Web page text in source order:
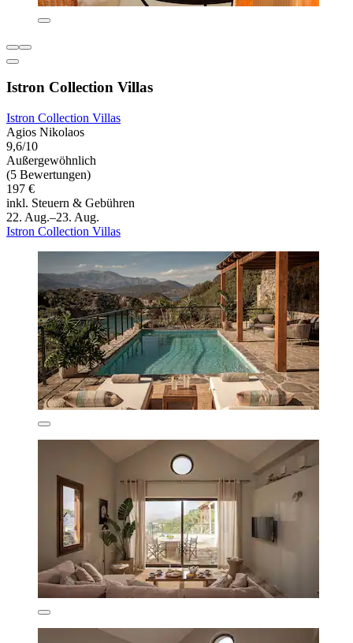
Istron Collection Villas
Istron Collection Villas
Agios Nikolaos
9,6/10
Außergewöhnlich
(5 Bewertungen)
197 €
inkl. Steuern & Gebühren
22. Aug.–23. Aug.
Istron Collection Villas